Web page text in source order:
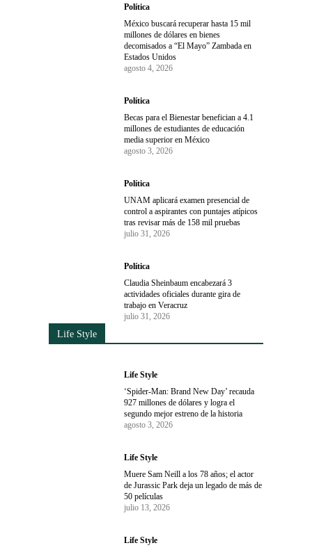
Política
México buscará recuperar hasta 15 mil
millones de dólares en bienes
decomisados a “El Mayo” Zambada en
Estados Unidos
agosto 4, 2026
Política
Becas para el Bienestar benefician a 4.1
millones de estudiantes de educación
media superior en México
agosto 3, 2026
Política
UNAM aplicará examen presencial de
control a aspirantes con puntajes atípicos
tras revisar más de 158 mil pruebas
julio 31, 2026
Política
Claudia Sheinbaum encabezará 3
actividades oficiales durante gira de
trabajo en Veracruz
julio 31, 2026
Life Style
Life Style
‘Spider-Man: Brand New Day’ recauda
927 millones de dólares y logra el
segundo mejor estreno de la historia
agosto 3, 2026
Life Style
Muere Sam Neill a los 78 años; el actor
de Jurassic Park deja un legado de más de
50 películas
julio 13, 2026
Life Style